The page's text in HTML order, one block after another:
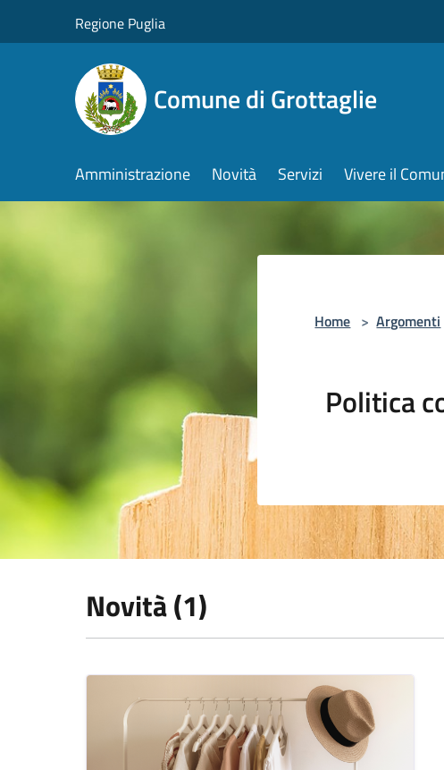
Regione Puglia
Comune di Grottaglie
Amministrazione Novità Servizi Vivere il
Home > Argomenti
Politica
Novità (1)